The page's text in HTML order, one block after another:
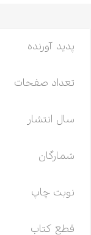
پدید آورنده
تعداد صفحات
سال انتشار
شمارگان
نوبت چاپ
قطع کتاب